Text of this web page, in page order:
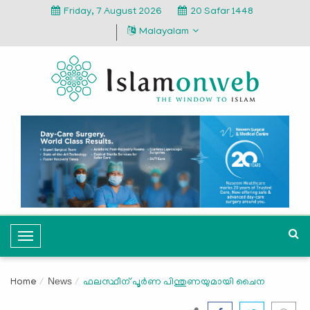
Friday, 7 August 2026
20 Safar 1448
Malayalam
T
o
g
Home News ഫലസ്ഥീന് പൂര്‍ണ പിന്തുണയുമായി ചൈന